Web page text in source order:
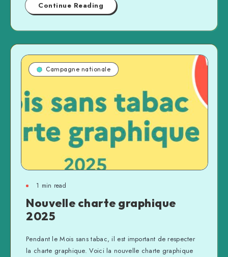
Continue Reading
Campagne nationale
1 min read
Nouvelle charte graphique
2025
Pendant le Mois sans tabac, il est important de respecter
la charte graphique. Voici la nouvelle charte graphique